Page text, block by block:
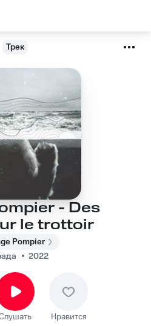
Трек
- Des
le trottoir
Pompier
2022
Нравится